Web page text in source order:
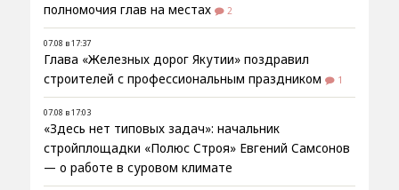
полномочия глав на местах
2
07.08 в 17:37
Глава «Железных дорог Якутии» поздравил
строителей с профессиональным праздником
1
07.08 в 17:03
«Здесь нет типовых задач»: начальник
стройплощадки «Полюс Строя» Евгений Самсонов
— о работе в суровом климате